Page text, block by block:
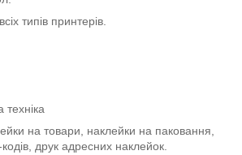
типів принтерів.
техніка
на товари, наклейки на паковання,
друк адресних наклейок.